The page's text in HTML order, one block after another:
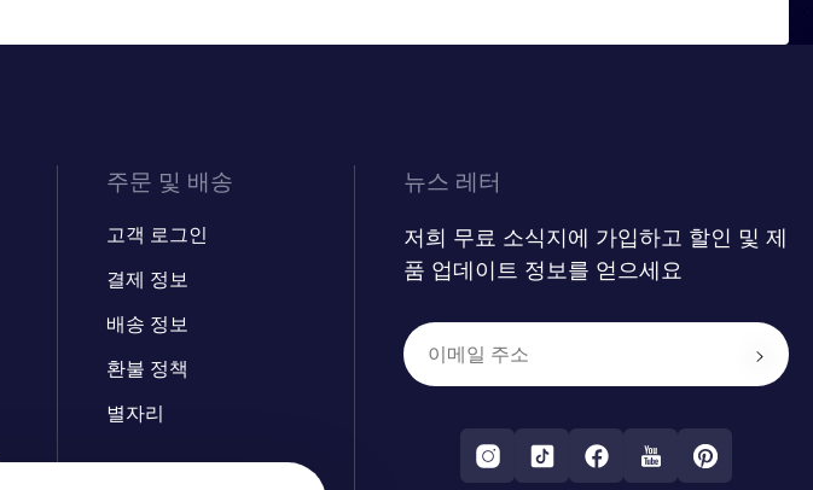
주문 및 배송
고객 로그인
결제 정보
배송 정보
환불 정책
별자리
뉴스 레터
저희 무료 소식지에 가입하고 할인 및 제
품 업데이트 정보를 얻으세요